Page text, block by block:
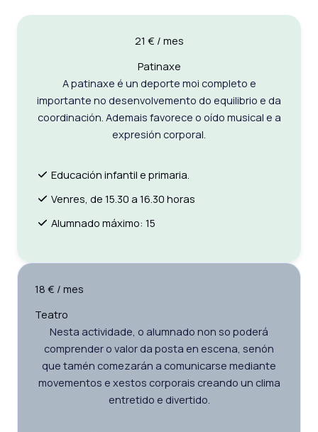
21 € / mes
Patinaxe
A patinaxe é un deporte moi completo e
importante no desenvolvemento do equilibrio e da
coordinación. Ademais favorece o oído musical e a
expresión corporal.
Educación infantil e primaria.
Venres, de 15.30 a 16.30 horas
Alumnado máximo: 15
18 € / mes
Teatro
Nesta actividade, o alumnado non so poderá
comprender o valor da posta en escena, senón
que tamén comezarán a comunicarse mediante
movementos e xestos corporais creando un clima
entretido e divertido.